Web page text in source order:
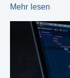
Mehr lesen